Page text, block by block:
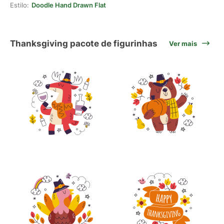
Estilo: Doodle Hand Drawn Flat
Thanksgiving pacote de figurinhas Ver mais